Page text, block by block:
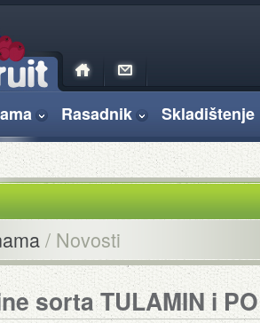
Rasadnik Skladištenje
/ Novosti
sorta TULAMIN i